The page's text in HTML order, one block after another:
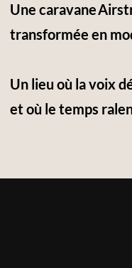
Une caravane
transformée en
Un lieu où la voix
et où le temps